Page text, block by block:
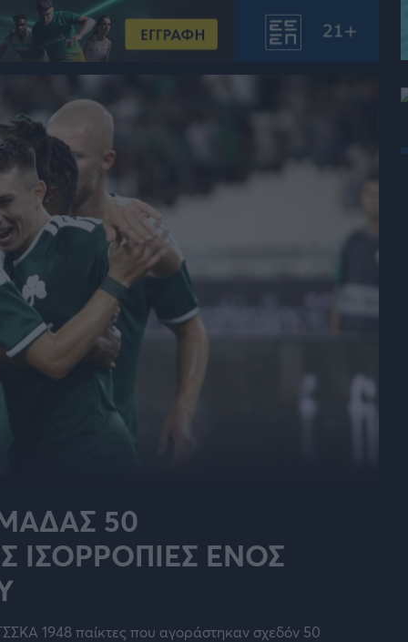
Άρση Βαρών
Μιχάλης Τσαμπάς Δημήτρης
Μια
50
ΙΣΟΡΡΟΠΊΕΣ ΕΝΌΣ
1948 παίκτες που αγοράστηκαν σχεδόν 50